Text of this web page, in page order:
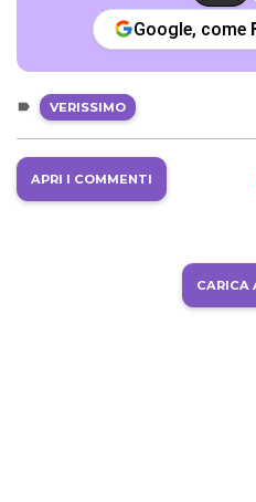
Google, come
VERISSIMO
APRI I COMMENTI
CARICA